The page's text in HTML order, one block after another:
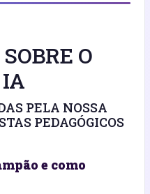
O
PELA NOSSA
PEDAGÓGICOS
e como